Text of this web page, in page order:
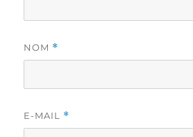
NOM *
E-MAIL *